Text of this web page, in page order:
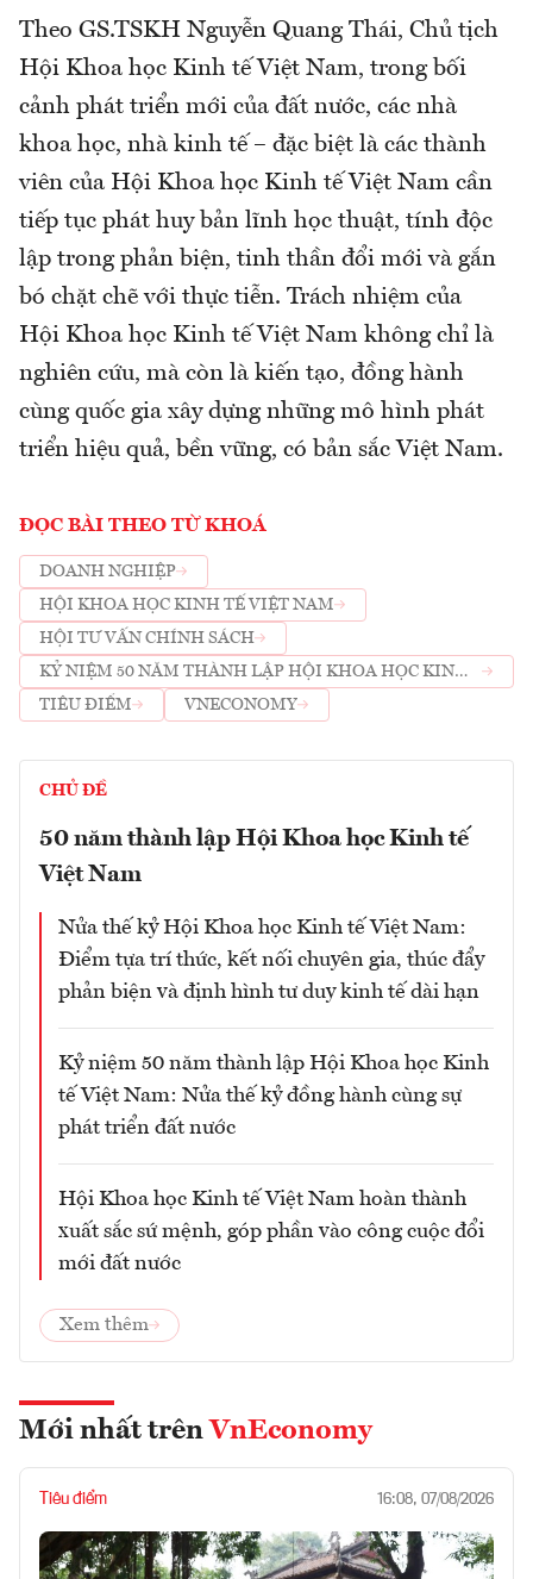
Theo GS.TSKH Nguyễn Quang Thái, Chủ tịch
Hội Khoa học Kinh tế Việt Nam, trong bối
cảnh phát triển mới của đất nước, các nhà
khoa học, nhà kinh tế – đặc biệt là các thành
viên của Hội Khoa học Kinh tế Việt Nam cần
tiếp tục phát huy bản lĩnh học thuật, tính độc
lập trong phản biện, tinh thần đổi mới và gắn
bó chặt chẽ với thực tiễn. Trách nhiệm của
Hội Khoa học Kinh tế Việt Nam không chỉ là
nghiên cứu, mà còn là kiến tạo, đồng hành
cùng quốc gia xây dựng những mô hình phát
triển hiệu quả, bền vững, có bản sắc Việt Nam.
ĐỌC BÀI THEO TỪ KHOÁ
DOANH NGHIỆP
HỘI KHOA HỌC KINH TẾ VIỆT NAM
HỘI TƯ VẤN CHÍNH SÁCH
KỶ NIỆM 50 NĂM THÀNH LẬP HỘI KHOA HỌC KINH
TẾ VIỆT NAM
TIÊU ĐIỂM VNECONOMY
CHỦ ĐỀ
50 năm thành lập Hội Khoa học Kinh tế
Việt Nam
Nửa thế kỷ Hội Khoa học Kinh tế Việt Nam:
Điểm tựa trí thức, kết nối chuyên gia, thúc đẩy
phản biện và định hình tư duy kinh tế dài hạn
Kỷ niệm 50 năm thành lập Hội Khoa học Kinh
tế Việt Nam: Nửa thế kỷ đồng hành cùng sự
phát triển đất nước
Hội Khoa học Kinh tế Việt Nam hoàn thành
xuất sắc sứ mệnh, góp phần vào công cuộc đổi
mới đất nước
Xem thêm
Mới nhất trên VnEconomy
Tiêu điểm 16:08, 07/08/2026